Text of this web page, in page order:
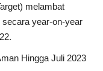
melambat
year-on-year
Hingga Juli 2023